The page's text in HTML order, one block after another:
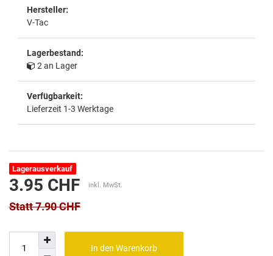
Hersteller:
V-Tac
Lagerbestand:
2 an Lager
Verfügbarkeit:
Lieferzeit 1-3 Werktage
Lagerausverkauf
Statt 7.90 CHF
3.95 CHF inkl. MwSt.
In den Warenkorb